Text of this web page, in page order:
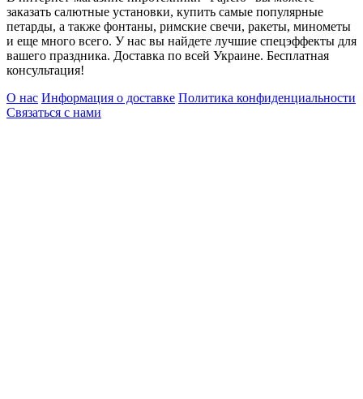
заказать салютные установки, купить самые популярные
петарды, а также фонтаны, римские свечи, ракеты, минометы
и еще много всего. У нас вы найдете лучшие спецэффекты для
вашего праздника. Доставка по всей Украине. Бесплатная
консультация!
О нас Информация о доставке Политика конфиденциальности
Связаться с нами